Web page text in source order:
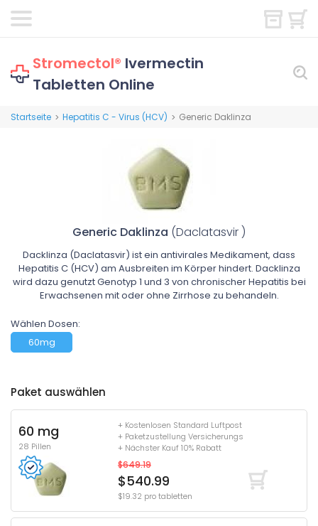
Stromectol® Ivermectin
Tabletten Online
Startseite > Hepatitis C - Virus (HCV) > Generic Daklinza
Generic Daklinza (Daclatasvir )
Dacklinza (Daclatasvir) ist ein antivirales Medikament, dass
Hepatitis C (HCV) am Ausbreiten im Körper hindert. Dacklinza
wird dazu genutzt Genotyp 1 und 3 von chronischer Hepatitis bei
Erwachsenen mit oder ohne Zirrhose zu behandeln.
Wählen Dosen:
60mg
Paket auswählen
60 mg
28 Pillen
+ Kostenlosen Standard Luftpost
+ Paketzustellung Versicherungs
+ Nächster Kauf 10% Rabatt
$649.19
$540.99
$19.32 pro tabletten